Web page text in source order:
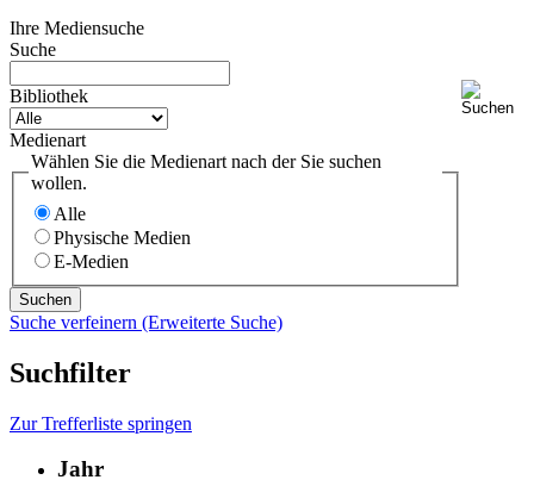
Ihre Mediensuche
Suche
Bibliothek
Medienart
Wählen Sie die Medienart nach der Sie suchen
wollen.
Alle
Physische Medien
E-Medien
Suche verfeinern (Erweiterte Suche)
Suchfilter
Zur Trefferliste springen
Jahr